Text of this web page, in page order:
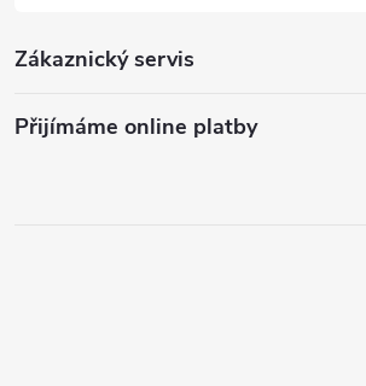
Zákaznický servis
Přijímáme online platby